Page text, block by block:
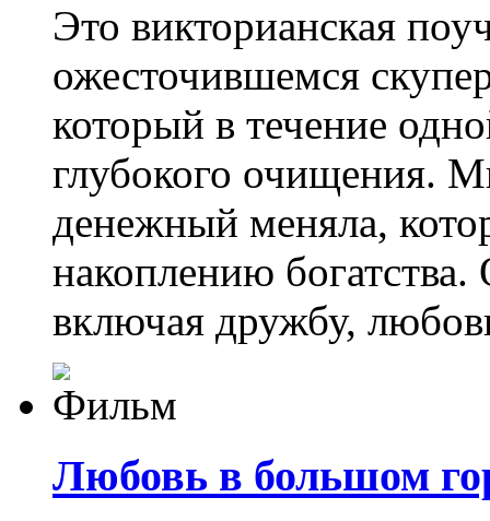
Это викторианская
ожесточившемся
который в течение
глубокого очищения.
денежный меняла,
накоплению богатства.
включая дружбу,
Любовь в большом